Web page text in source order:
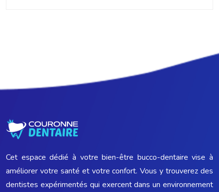
Cet espace dédié à votre bien-être bucco-dentaire vise à
améliorer votre santé et votre confort. Vous y trouverez des
dentistes expérimentés qui exercent dans un environnement